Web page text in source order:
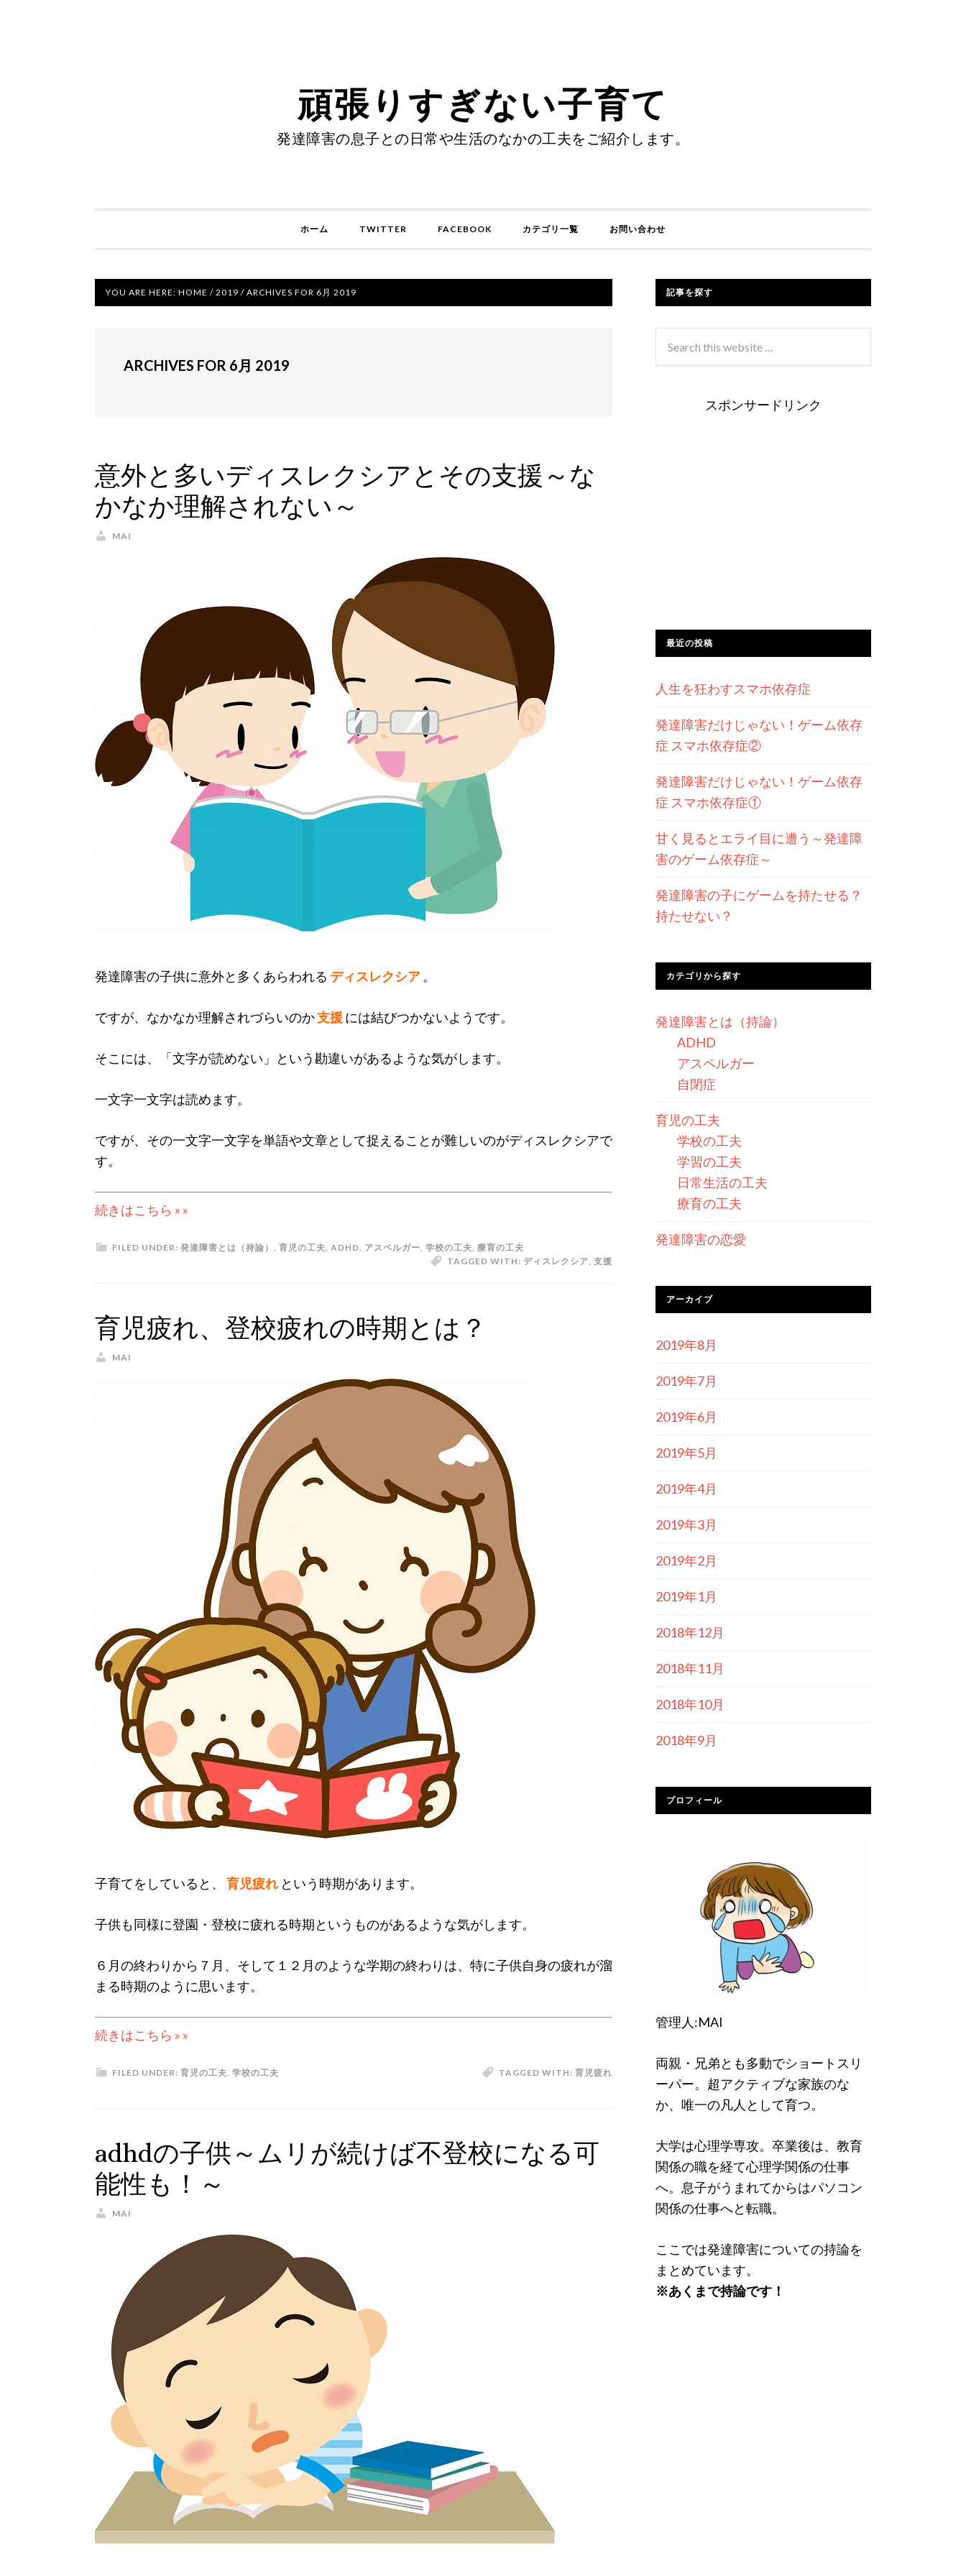
頑張りすぎない子育て
発達障害の息子との日常や生活のなかの工夫をご紹介します。
ホーム TWITTER FACEBOOK カテゴリ一覧 お問い合わせ
YOU ARE HERE: HOME / 2019 / ARCHIVES FOR 6月 2019
ARCHIVES FOR 6月 2019
意外と多いディスレクシアとその支援～な
かなか理解されない～
MAI
発達障害の子供に意外と多くあらわれる ディスレクシア 。
ですが、なかなか理解されづらいのか支援には結びつかないようです。
そこには、「文字が読めない」という勘違いがあるような気がします。
一文字一文字は読めます。
ですが、その一文字一文字を単語や文章として捉えることが難しいのがディスレクシアで
す。
続きはこちら » »
FILED UNDER: 発達障害とは（持論） , 育児の工夫, ADHD, アスペルガー, 学校の工夫, 療育の工夫
TAGGED WITH: ディスレクシア, 支援
育児疲れ、登校疲れの時期とは？
MAI
子育てをしていると、 育児疲れ という時期があります。
子供も同様に登園・登校に疲れる時期というものがあるような気がします。
６月の終わりから７月、そして１２月のような学期の終わりは、特に子供自身の疲れが溜
まる時期のように思います。
続きはこちら » »
FILED UNDER: 育児の工夫, 学校の工夫 TAGGED WITH: 育児疲れ
adhdの子供～ムリが続けば不登校になる可
能性も！～
MAI
記事を探す
スポンサードリンク
最近の投稿
人生を狂わすスマホ依存症
発達障害だけじゃない！ゲーム依存
症 スマホ依存症②
発達障害だけじゃない！ゲーム依存
症 スマホ依存症①
甘く見るとエライ目に遭う～発達障
害のゲーム依存症～
発達障害の子にゲームを持たせる？
持たせない？
カテゴリから探す
発達障害とは（持論）
ADHD
アスペルガー
自閉症
育児の工夫
学校の工夫
学習の工夫
日常生活の工夫
療育の工夫
発達障害の恋愛
アーカイブ
2019年8月
2019年7月
2019年6月
2019年5月
2019年4月
2019年3月
2019年2月
2019年1月
2018年12月
2018年11月
2018年10月
2018年9月
プロフィール
管理人:MAI
両親・兄弟とも多動でショートスリ
ーパー。超アクティブな家族のな
か、唯一の凡人として育つ。
大学は心理学専攻。卒業後は、教育
関係の職を経て心理学関係の仕事
へ。息子がうまれてからはパソコン
関係の仕事へと転職。
ここでは発達障害についての持論を
まとめています。
※あくまで持論です！